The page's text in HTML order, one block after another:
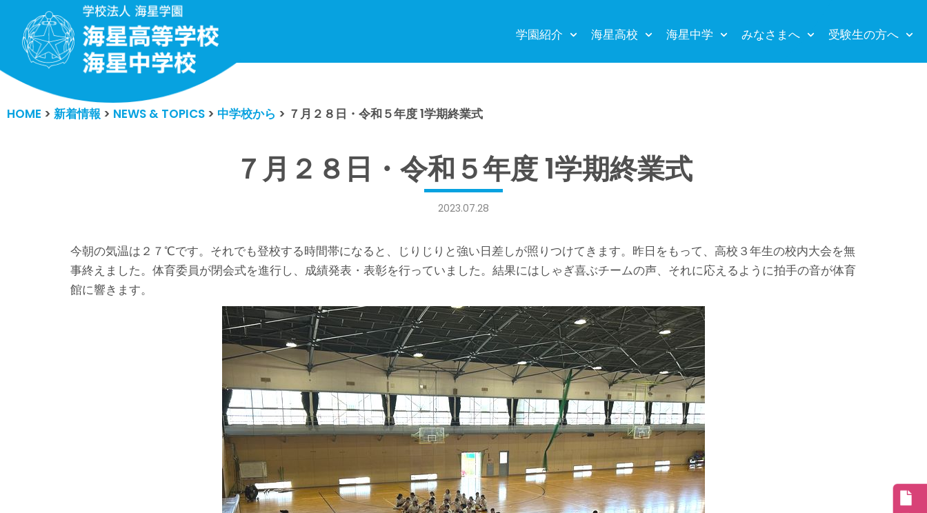
コ
テ
ツ
学園紹介 海星高校 海星中学 みなさまへ 受験生の方へ
HOME > 新着情報> NEWS & TOPICS > 中学校から > ７月２８日・令和５年度 1学期終業式
７月２８日・令和５年度 1学期終業式
2023.07.28
今朝の気温は２７℃です。それでも登校する時間帯になると、じりじりと強い日差しが照りつけてきます。昨日をもって、高校３年生の校内大会を無
事終えました。体育委員が閉会式を進行し、成績発表・表彰を行っていました。結果にはしゃぎ喜ぶチームの声、それに応えるように拍手の音が体育
館に響きます。